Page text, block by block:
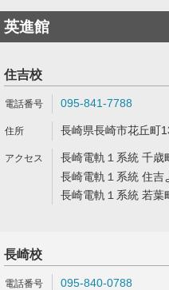
英進館
住吉校
095-841-7788
長崎県長崎市花丘町
長崎電軌１系統 千歳
長崎電軌１系統 住吉
長崎電軌１系統 若葉
長崎校
095-840-0788